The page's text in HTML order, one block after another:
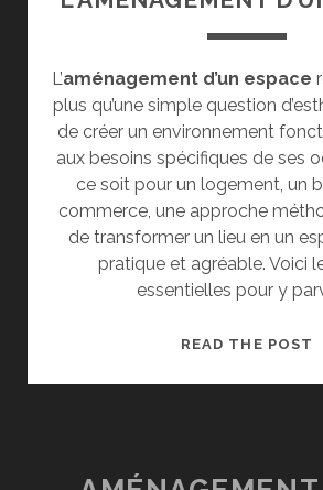
L’aménagement d’un espace
plus qu’une simple question
de créer un environnement
aux besoins spécifiques de ses
ce soit pour un logement, un
commerce, une approche
de transformer un lieu en un
pratique et agréable. Voici
essentielles pour y
READ THE POST